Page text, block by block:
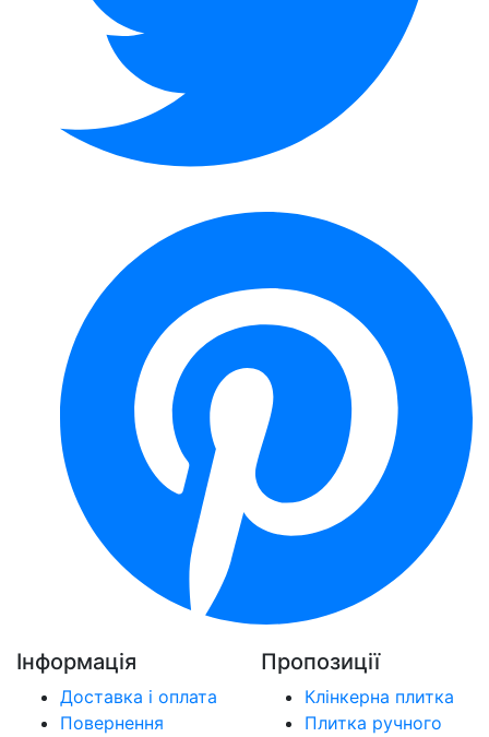
Інформація
Доставка і оплата
Повернення
Пропозиції
Клінкерна плитка
Плитка ручного